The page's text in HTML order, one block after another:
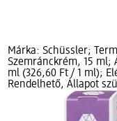
Márka: Schüssler;
Szemránckrém, 15 ml;
ml (326,60 Ft / 1 ml);
Rendelhető, Állapot